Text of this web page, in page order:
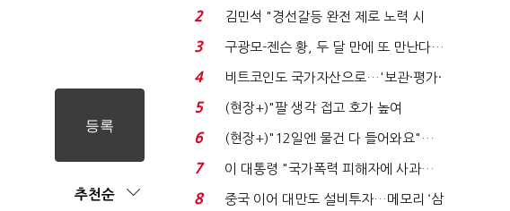
추천순
는 추가투표 때리기...
2
김민석 "경선갈등 완전 제로 노력 시
작"…정청래 "반명 공...
3
구광모-젠슨 황, 두 달 만에 또 만난다…
로봇·AI 등 논...
4
비트코인도 국가자산으로…'보관·평가·
처분' 기준은 ...
5
(현장+)"팔 생각 접고 호가 높여
요"…'덜 똘똘한 한 채' 20...
6
(현장+)"12일엔 물건 다 들어와요"…
빈 매대 채우며 문 연 ...
7
이 대통령 "국가폭력 피해자에 사과…
적극적 조사로 진...
8
중국 이어 대만도 설비투자…메모리 ‘삼